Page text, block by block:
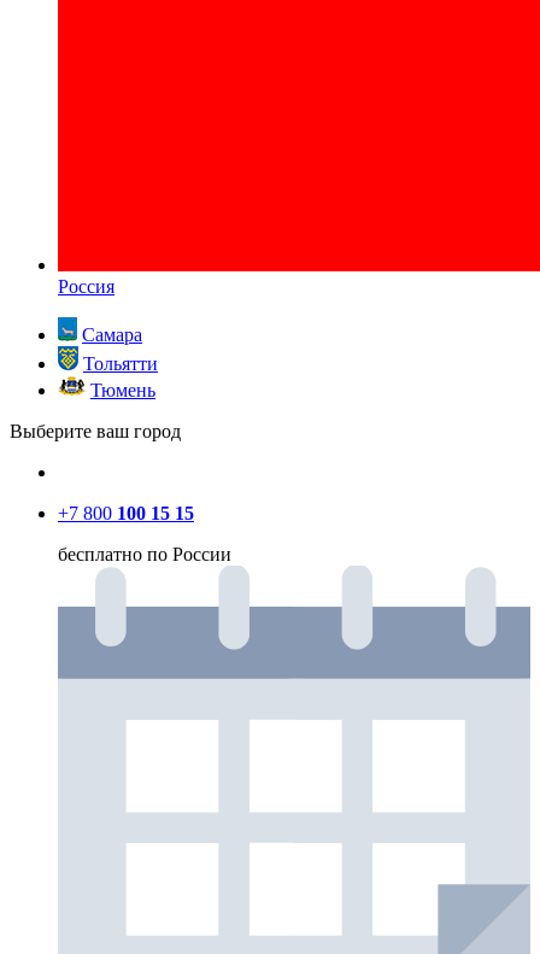
Россия
Самара
Тольятти
Тюмень
Выберите ваш город
+7 800 100 15 15
бесплатно по России